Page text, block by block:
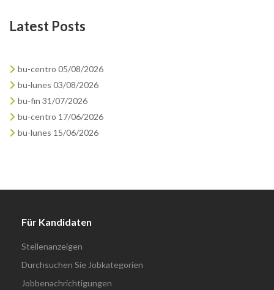
Latest Posts
bu-centro 05/08/2026
bu-lunes 03/08/2026
bu-fin 31/07/2026
bu-centro 17/06/2026
bu-lunes 15/06/2026
Für Kandidaten
Stellenanzeigen
Durchsuchen Sie Jobkategorien
Jobbenachrichtigungen